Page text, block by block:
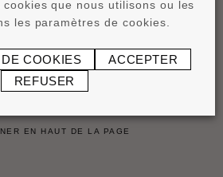
®
m)
EN HAUT DE LA PAGE
que nous utilisons ou les
les paramètres de cookies.
COOKIES
ACCEPTER
REFUSER